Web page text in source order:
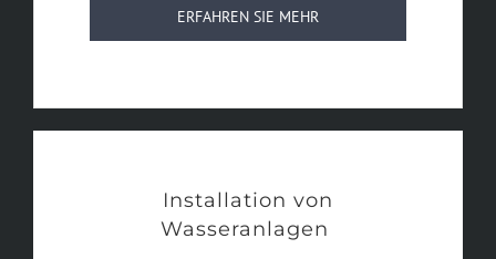
ERFAHREN SIE MEHR
Installation von
Wasseranlagen